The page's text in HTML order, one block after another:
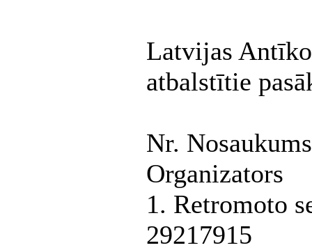
Latvijas
atbalstītie
Nr.
Organizators
1. Retromoto
29217915